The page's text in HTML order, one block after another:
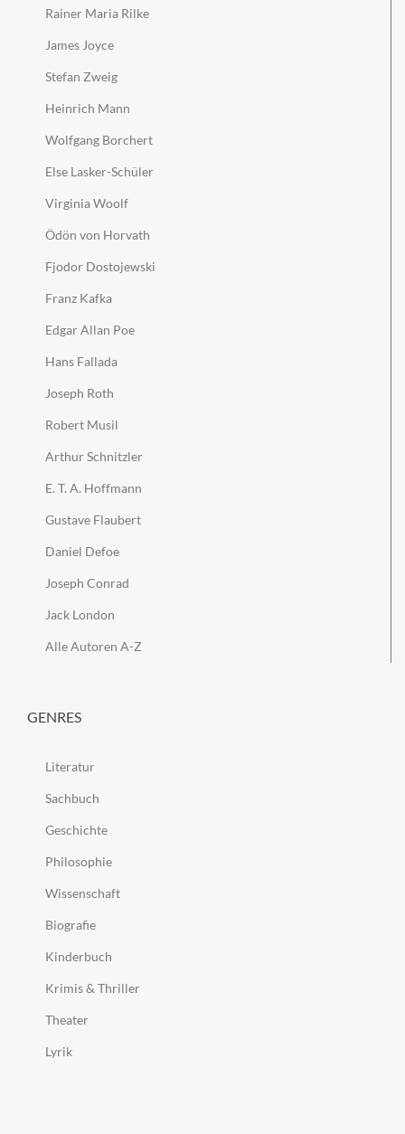
Rainer Maria Rilke
James Joyce
Stefan Zweig
Heinrich Mann
Wolfgang Borchert
Else Lasker-Schüler
Virginia Woolf
Ödön von Horvath
Fjodor Dostojewski
Franz Kafka
Edgar Allan Poe
Hans Fallada
Joseph Roth
Robert Musil
Arthur Schnitzler
E. T. A. Hoffmann
Gustave Flaubert
Daniel Defoe
Joseph Conrad
Jack London
Alle Autoren A-Z
GENRES
Literatur
Sachbuch
Geschichte
Philosophie
Wissenschaft
Biografie
Kinderbuch
Krimis & Thriller
Theater
Lyrik